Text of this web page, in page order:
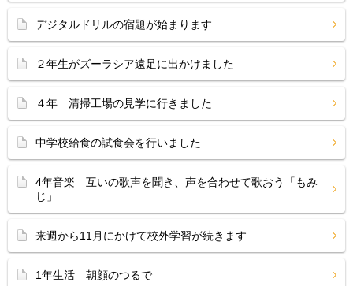
デジタルドリルの宿題が始まります
２年生がズーラシア遠足に出かけました
４年 清掃工場の見学に行きました
中学校給食の試食会を行いました
4年音楽 互いの歌声を聞き、声を合わせて歌おう「もみ
じ」
来週から11月にかけて校外学習が続きます
1年生活 朝顔のつるで